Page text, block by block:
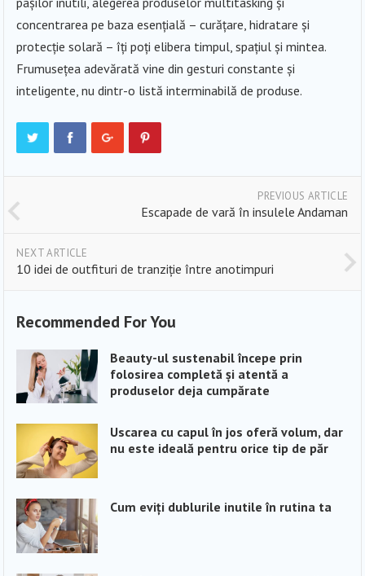
concentrarea pe baza esențială – curățare, hidratare și
protecție solară – îți poți elibera timpul, spațiul și mintea.
Frumusețea adevărată vine din gesturi constante și
inteligente, nu dintr-o listă interminabilă de produse.
PREVIOUS ARTICLE
Escapade de vară în insulele Andaman
NEXT ARTICLE
10 idei de outfituri de tranziție între anotimpuri
Recommended For You
Beauty-ul sustenabil începe prin
folosirea completă și atentă a
produselor deja cumpărate
Uscarea cu capul în jos oferă volum, dar
nu este ideală pentru orice tip de păr
Cum eviți dublurile inutile în rutina ta